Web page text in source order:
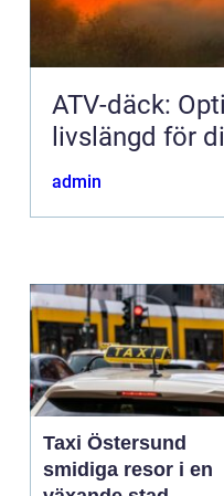
ATV-däck:
livslängd för
admin
Taxi Östersund
smidiga resor i en